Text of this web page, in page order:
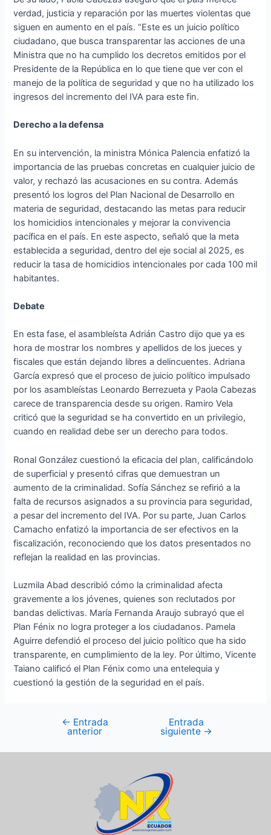
verdad, justicia y reparación por las muertes violentas que
siguen en aumento en el país. “Este es un juicio político
ciudadano, que busca transparentar las acciones de una
Ministra que no ha cumplido los decretos emitidos por el
Presidente de la República en lo que tiene que ver con el
manejo de la política de seguridad y que no ha utilizado los
ingresos del incremento del IVA para este fin.
Derecho a la defensa
En su intervención, la ministra Mónica Palencia enfatizó la
importancia de las pruebas concretas en cualquier juicio de
valor, y rechazó las acusaciones en su contra. Además
presentó los logros del Plan Nacional de Desarrollo en
materia de seguridad, destacando las metas para reducir
los homicidios intencionales y mejorar la convivencia
pacífica en el país. En este aspecto, señaló que la meta
establecida a seguridad, dentro del eje social al 2025, es
reducir la tasa de homicidios intencionales por cada 100 mil
habitantes.
Debate
En esta fase, el asambleísta Adrián Castro dijo que ya es
hora de mostrar los nombres y apellidos de los jueces y
fiscales que están dejando libres a delincuentes. Adriana
García expresó que el proceso de juicio político impulsado
por los asambleístas Leonardo Berrezueta y Paola Cabezas
carece de transparencia desde su origen. Ramiro Vela
criticó que la seguridad se ha convertido en un privilegio,
cuando en realidad debe ser un derecho para todos.
Ronal González cuestionó la eficacia del plan, calificándolo
de superficial y presentó cifras que demuestran un
aumento de la criminalidad. Sofía Sánchez se refirió a la
falta de recursos asignados a su provincia para seguridad,
a pesar del incremento del IVA. Por su parte, Juan Carlos
Camacho enfatizó la importancia de ser efectivos en la
fiscalización, reconociendo que los datos presentados no
reflejan la realidad en las provincias.
Luzmila Abad describió cómo la criminalidad afecta
gravemente a los jóvenes, quienes son reclutados por
bandas delictivas. María Fernanda Araujo subrayó que el
Plan Fénix no logra proteger a los ciudadanos. Pamela
Aguirre defendió el proceso del juicio político que ha sido
transparente, en cumplimiento de la ley. Por último, Vicente
Taiano calificó el Plan Fénix como una entelequia y
cuestionó la gestión de la seguridad en el país.
← Entrada
anterior
Entrada
siguiente →